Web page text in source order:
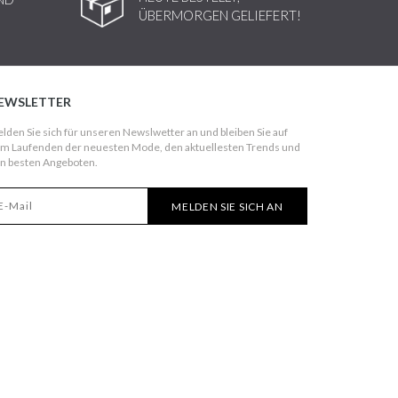
ÜBERMORGEN GELIEFERT!
Sie sich für unseren Newslwetter an und bleiben Sie auf
Laufenden der neuesten Mode, den aktuellesten Trends und
besten Angeboten.
MELDEN SIE SICH AN